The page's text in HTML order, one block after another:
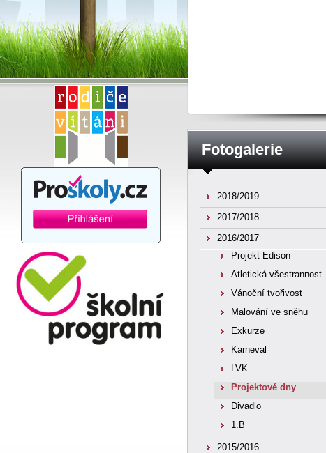
Fotogalerie
2018/2019
2017/2018
2016/2017
Projekt Edison
Atletická všestrannost
Vánoční tvořivost
Malování ve sněhu
Exkurze
Karneval
LVK
Projektové dny
Divadlo
1.B
2015/2016